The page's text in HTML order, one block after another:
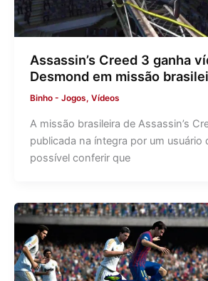
Assassin’s Creed 3 ganha
Desmond em missão
Binho - Jogos, Vídeos
A missão brasileira de Assassin’s
publicada na íntegra por um usuário
possível conferir que